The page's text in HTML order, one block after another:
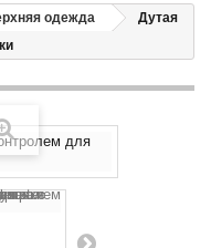
одежда
Дутая